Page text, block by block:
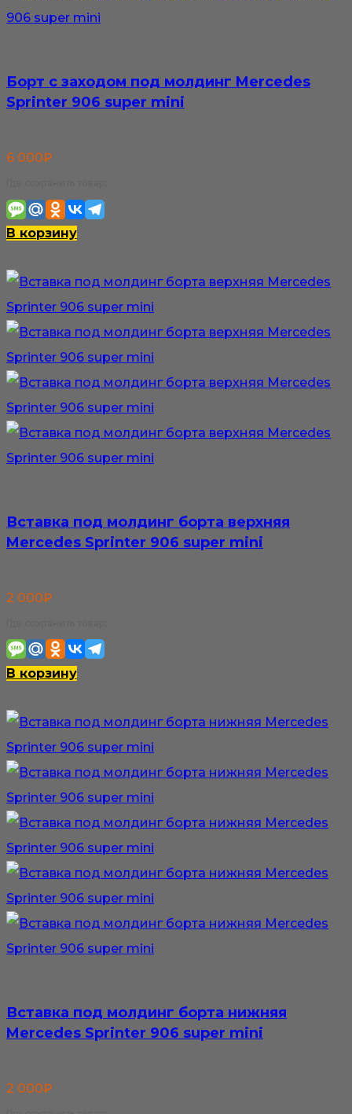
Борт с заходом под молдинг Mercedes
Sprinter 906 super mini
6 000₽
В корзину
Вставка под молдинг борта верхняя
Mercedes Sprinter 906 super mini
2 000₽
В корзину
Вставка под молдинг борта нижняя
Mercedes Sprinter 906 super mini
2 000₽